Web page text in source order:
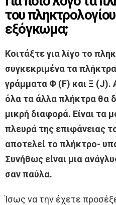
του
εξόγκωμα;
Κοιτάξτε για λίγο το
συγκεκριμένα τα
γράμματα Φ (F) και Ξ (J).
όλα τα άλλα πλήκτρα θα
μικρή διαφορά. Είναι τα
πλευρά της επιφάνειας
αποτελεί το πλήκτρο-
Συνήθως είναι μια
σαν παύλα.
Ίσως να την έχετε